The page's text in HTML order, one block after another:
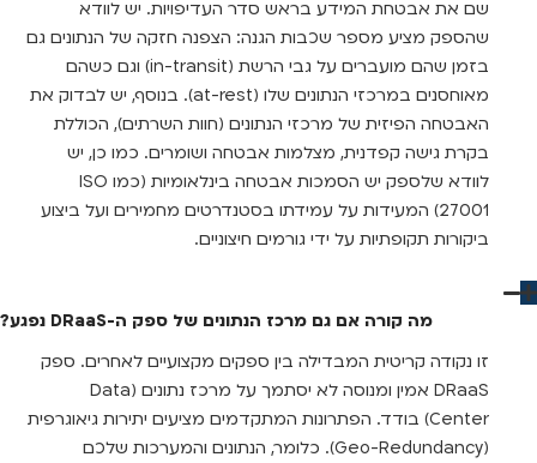
שם את אבטחת המידע בראש סדר העדיפויות. יש לוודא
שהספק מציע מספר שכבות הגנה: הצפנה חזקה של הנתונים גם
בזמן שהם מועברים על גבי הרשת (in-transit) וגם כשהם
מאוחסנים במרכזי הנתונים שלו (at-rest). בנוסף, יש לבדוק את
האבטחה הפיזית של מרכזי הנתונים (חוות השרתים), הכוללת
בקרת גישה קפדנית, מצלמות אבטחה ושומרים. כמו כן, יש
לוודא שלספק יש הסמכות אבטחה בינלאומיות (כמו ISO
27001) המעידות על עמידתו בסטנדרטים מחמירים ועל ביצוע
ביקורות תקופתיות על ידי גורמים חיצוניים.
מה קורה אם גם מרכז הנתונים של ספק ה-DRaaS נפגע?
זו נקודה קריטית המבדילה בין ספקים מקצועיים לאחרים. ספק
DRaaS אמין ומנוסה לא יסתמך על מרכז נתונים (Data
Center) בודד. הפתרונות המתקדמים מציעים יתירות גיאוגרפית
(Geo-Redundancy). כלומר, הנתונים והמערכות שלכם